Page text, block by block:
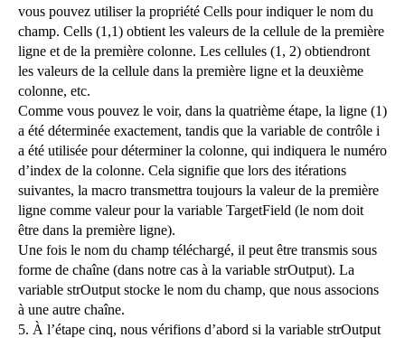
vous pouvez utiliser la propriété Cells pour indiquer le nom du
champ. Cells (1,1) obtient les valeurs de la cellule de la première
ligne et de la première colonne. Les cellules (1, 2) obtiendront
les valeurs de la cellule dans la première ligne et la deuxième
colonne, etc.
Comme vous pouvez le voir, dans la quatrième étape, la ligne (1)
a été déterminée exactement, tandis que la variable de contrôle i
a été utilisée pour déterminer la colonne, qui indiquera le numéro
d’index de la colonne. Cela signifie que lors des itérations
suivantes, la macro transmettra toujours la valeur de la première
ligne comme valeur pour la variable TargetField (le nom doit
être dans la première ligne).
Une fois le nom du champ téléchargé, il peut être transmis sous
forme de chaîne (dans notre cas à la variable strOutput). La
variable strOutput stocke le nom du champ, que nous associons
à une autre chaîne.
5. À l’étape cinq, nous vérifions d’abord si la variable strOutput